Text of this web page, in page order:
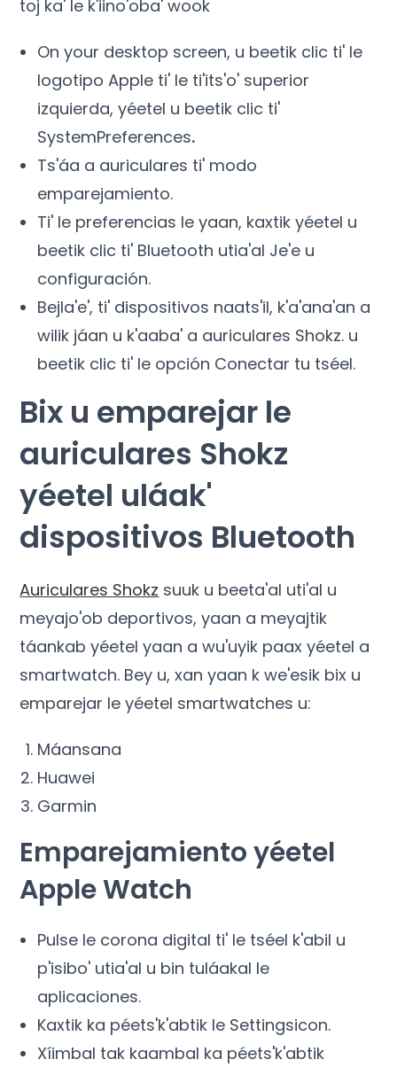
toj ka' le k'iino'oba' wook
On your desktop screen, u beetik clic ti' le
logotipo Apple ti' le ti'its'o' superior
izquierda, yéetel u beetik clic ti'
SystemPreferences.
Ts'áa a auriculares ti' modo
emparejamiento.
Ti' le preferencias le yaan, kaxtik yéetel u
beetik clic ti' Bluetooth utia'al Je'e u
configuración.
Bejla'e', ti' dispositivos naats'il, k'a'ana'an a
wilik jáan u k'aaba' a auriculares Shokz. u
beetik clic ti' le opción Conectar tu tséel.
Bix u emparejar le
auriculares Shokz
yéetel uláak'
dispositivos Bluetooth
Auriculares Shokz suuk u beeta'al uti'al u
meyajo'ob deportivos, yaan a meyajtik
táankab yéetel yaan a wu'uyik paax yéetel a
smartwatch. Bey u, xan yaan k we'esik bix u
emparejar le yéetel smartwatches u:
Máansana
Huawei
Garmin
Emparejamiento yéetel
Apple Watch
Pulse le corona digital ti' le tséel k'abil u
p'isibo' utia'al u bin tuláakal le
aplicaciones.
Kaxtik ka péets'k'abtik le Settingsicon.
Xíimbal tak kaambal ka péets'k'abtik